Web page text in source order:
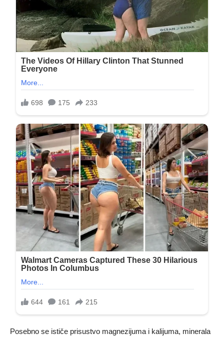
Posebno se ističe prisustvo magnezijuma i kalijuma, minerala